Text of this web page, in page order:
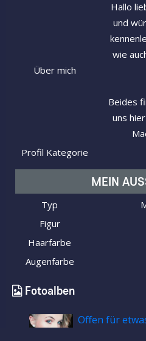
Über mich
Hallo
und
wie
Beides
uns
Profil Kategorie
MEIN
Typ
Figur
Haarfarbe
Augenfarbe
Fotoalben
Offen für